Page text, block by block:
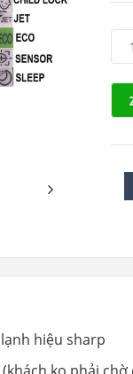
1
hiệu sharp
ko phải chờ